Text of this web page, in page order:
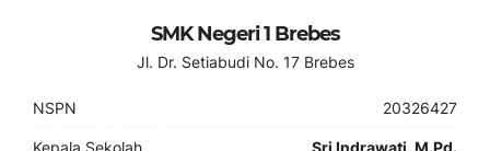
SMK Negeri 1 Brebes
Jl. Dr. Setiabudi No. 17 Brebes
NSPN 20326427
Kepala Sekolah Sri Indrawati, M.Pd.